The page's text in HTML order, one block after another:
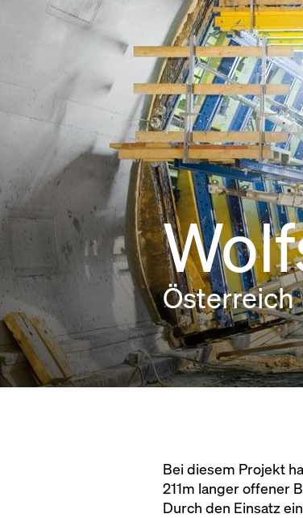
Österreich
Bei diesem Projekt
211m langer offener
Durch den Einsatz